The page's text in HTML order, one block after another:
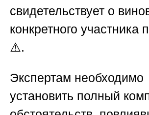
свидетельствует о
конкретного участника
⚠️.
Экспертам необходимо
установить полный